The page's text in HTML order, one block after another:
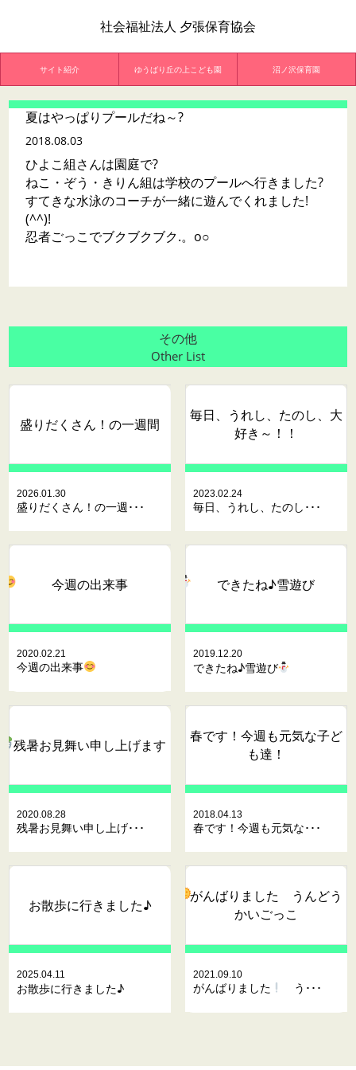
社会福祉法人 夕張保育協会
サイト紹介 ゆうばり丘の上こども園 沼ノ沢保育園
夏はやっぱりプールだね～?
2018.08.03
ひよこ組さんは園庭で?
ねこ・ぞう・きりん組は学校のプールへ行きました?
すてきな水泳のコーチが一緒に遊んでくれました!
(^^)!
忍者ごっこでブクブクブク.。o○
その他
Other List
盛りだくさん！の一週間
2026.01.30
盛りだくさん！の一週･･･
毎日、うれし、たのし、大
好き～！！
2023.02.24
毎日、うれし、たのし･･･
今週の出来事
2020.02.21
今週の出来事
できたね♪雪遊び
2019.12.20
できたね♪雪遊び
残暑お見舞い申し上げます
2020.08.28
残暑お見舞い申し上げ･･･
春です！今週も元気な子ど
も達！
2018.04.13
春です！今週も元気な･･･
お散歩に行きました♪
2025.04.11
お散歩に行きました♪
がんばりました うんどう
かいごっこ
2021.09.10
がんばりました う･･･